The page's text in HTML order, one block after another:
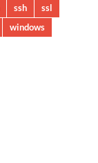
ssh
ssl
windows